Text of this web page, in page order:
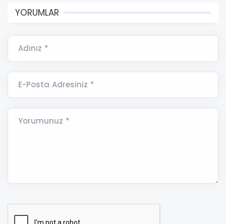
YORUMLAR
Adınız *
E-Posta Adresiniz *
Yorumunuz *